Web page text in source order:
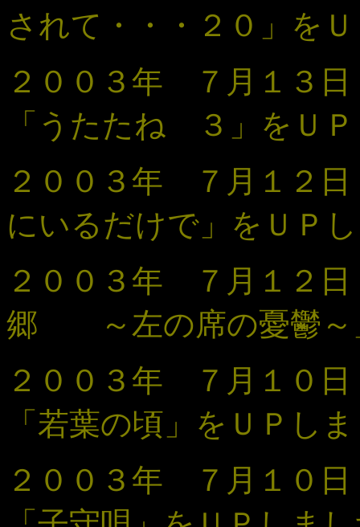
されて・・・
２０ 」 を
２００３年 ７月１３
「うたたね ３ 」 をＵ
２００３年 ７月１２
にいるだけで」 をＵＰ
２００３年 ７月１２
郷 ～左の席の憂鬱～
２００３年 ７月１０
「若葉の頃 」 をＵＰし
２００３年 ７月１０